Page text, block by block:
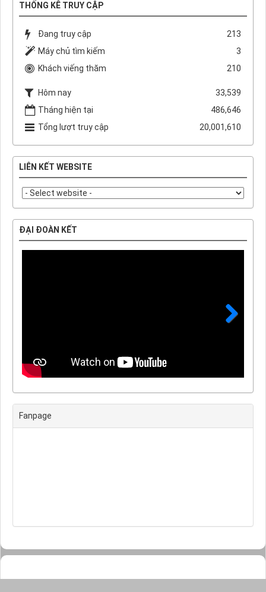
THỐNG KÊ TRUY CẬP
Đang truy cập
213
Máy chủ tìm kiếm
3
Khách viếng thăm
210
Hôm nay
33,539
Tháng hiện tại
486,646
Tổng lượt truy cập
20,001,610
LIÊN KẾT WEBSITE
ĐẠI ĐOÀN KẾT
Fanpage